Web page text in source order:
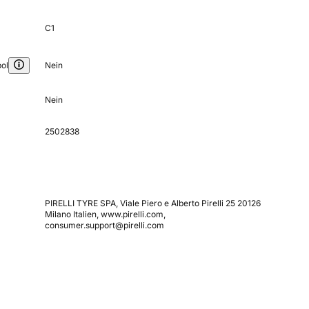
C1
Nein
Nein
2502838
PIRELLI TYRE SPA, Viale Piero e Alberto Pirelli 25 20126
Milano Italien, www.pirelli.com,
consumer.support@pirelli.com